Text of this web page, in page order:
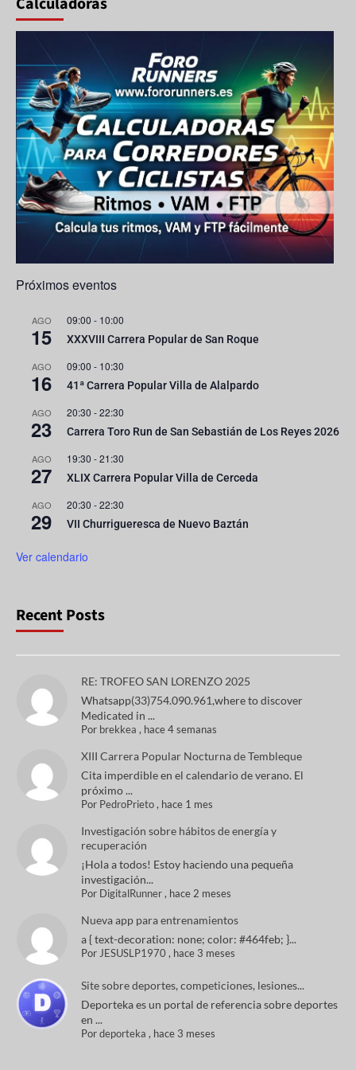
o
o
k
m
M
a
ps
b
e
C
h
a
n
n
el
Próximos eventos
AGO
15
09:00 - 10:00
XXXVIII Carrera Popular de San Roque
AGO
16
09:00 - 10:30
41ª Carrera Popular Villa de Alalpardo
AGO
23
20:30 -22:30
Carrera Toro Run de San Sebastián de Los Reyes 2026
AGO
27
19:30 -21:30
XLIX Carrera Popular Villa de Cerceda
AGO
29
20:30 -22:30
VII Churrigueresca de Nuevo Baztán
Ver calendario
Recent Posts
RE: TROFEO SAN LORENZO 2025
Whatsapp(33)754.090.961,where to discover
Medicated in ...
Por brekkea , hace 4 semanas
XIII Carrera Popular Nocturna de Tembleque
Cita imperdible en el calendario de verano. El
próximo ...
Por PedroPrieto, hace 1 mes
Investigación sobre hábitos de energía y
recuperación
¡Hola a todos! Estoy haciendo una pequeña
investigación...
Por DigitalRunner, hace 2 meses
Nueva app para entrenamientos
a { text-decoration: none; color: #464feb; }...
PorJESUSLP1970 , hace 3 meses
Site sobre deportes, competiciones, lesiones...
Deporteka es un portal de referencia sobre deportes
en ...
Pordeporteka , hace 3 meses